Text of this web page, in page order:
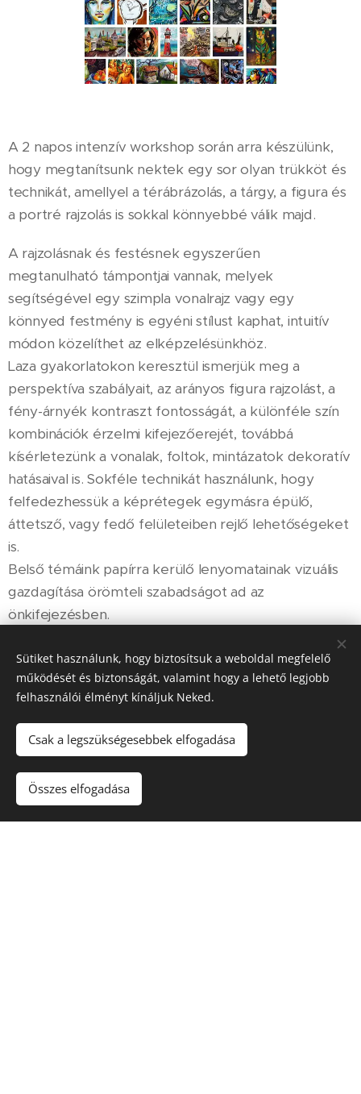
A 2 napos intenzív workshop során arra készülünk,
hogy megtanítsunk nektek egy sor olyan trükköt és
technikát, amellyel a térábrázolás, a tárgy, a figura és
a portré rajzolás is sokkal könnyebbé válik majd.
A rajzolásnak és festésnek egyszerűen
megtanulható támpontjai vannak, melyek
segítségével egy szimpla vonalrajz vagy egy
könnyed festmény is egyéni stílust kaphat, intuitív
módon közelíthet az elképzelésünkhöz.
Laza gyakorlatokon keresztül ismerjük meg a
perspektíva szabályait, az arányos figura rajzolást, a
fény-árnyék kontraszt fontosságát, a különféle szín
kombinációk érzelmi kifejezőerejét, továbbá
kísérletezünk a vonalak, foltok, mintázatok dekoratív
hatásaival is. Sokféle technikát használunk, hogy
felfedezhessük a képrétegek egymásra épülő,
áttetsző, vagy fedő felületeiben rejlő lehetőségeket
is.
Belső témáink papírra kerülő lenyomatainak vizuális
gazdagítása örömteli szabadságot ad az
önkifejezésben.
A két nap nagyon sűrű és tömény lesz - ezért kicsit
fárasztó is - de az itt megszerzett tudás
leülepedésével és némi gyakorlással izgalmas új
utakra léphetünk az alkotásban.
Az alkalmat tartja: Megyeri
Sütiket használunk, hogy biztosítsuk a weboldal megfelelő
működését és biztonságát, valamint hogy a lehető legjobb
felhasználói élményt kínáljuk Neked.
Csak a legszükségesebbek elfogadása
Összes elfogadása